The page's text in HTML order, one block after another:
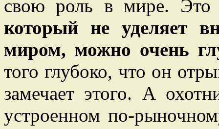
свою роль в мире.
который не уделяет
миром, можно очень
того глубоко, что он
замечает этого. А
устроенном по-